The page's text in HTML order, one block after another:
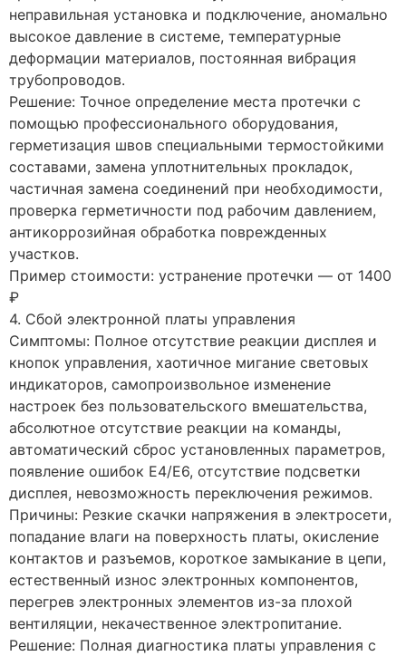
неправильная установка и подключение, аномально
высокое давление в системе, температурные
деформации материалов, постоянная вибрация
трубопроводов.
Решение: Точное определение места протечки с
помощью профессионального оборудования,
герметизация швов специальными термостойкими
составами, замена уплотнительных прокладок,
частичная замена соединений при необходимости,
проверка герметичности под рабочим давлением,
антикоррозийная обработка поврежденных
участков.
Пример стоимости: устранение протечки — от 1400
₽
4. Сбой электронной платы управления
Симптомы: Полное отсутствие реакции дисплея и
кнопок управления, хаотичное мигание световых
индикаторов, самопроизвольное изменение
настроек без пользовательского вмешательства,
абсолютное отсутствие реакции на команды,
автоматический сброс установленных параметров,
появление ошибок E4/E6, отсутствие подсветки
дисплея, невозможность переключения режимов.
Причины: Резкие скачки напряжения в электросети,
попадание влаги на поверхность платы, окисление
контактов и разъемов, короткое замыкание в цепи,
естественный износ электронных компонентов,
перегрев электронных элементов из-за плохой
вентиляции, некачественное электропитание.
Решение: Полная диагностика платы управления с